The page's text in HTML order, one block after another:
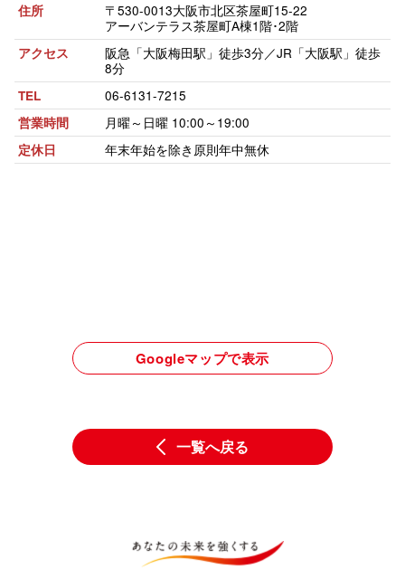
住所 〒530-0013大阪市北区茶屋町15-22
アーバンテラス茶屋町A棟1階･2階
アクセス
阪急「大阪梅田駅」徒歩3分／JR「大阪駅」徒歩
8分
TEL 06-6131-7215
営業時間 月曜～日曜 10:00～19:00
定休日 年末年始を除き原則年中無休
Googleマップで表示
一覧へ戻る